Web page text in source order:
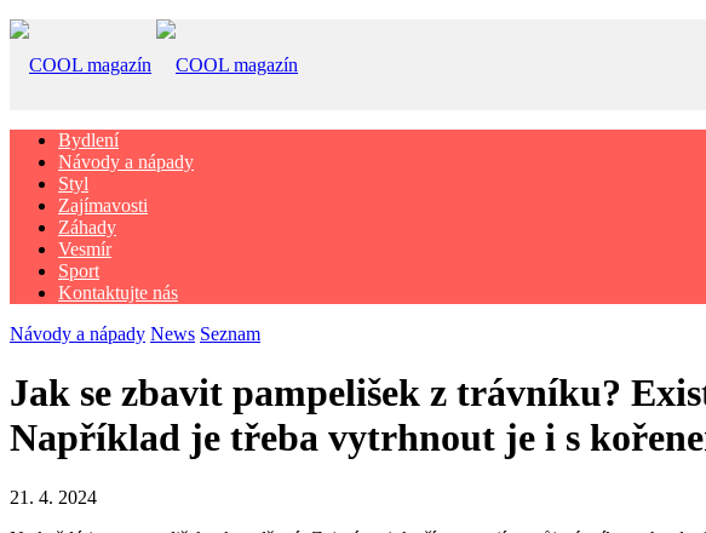
Bydlení
Návody a nápady
Styl
Zajímavosti
Záhady
Vesmír
Sport
Kontaktujte nás
Návody a nápady News Seznam
Jak se zbavit pampelišek z trávníku?
Například je třeba vytrhnout je i s
21. 4. 2024